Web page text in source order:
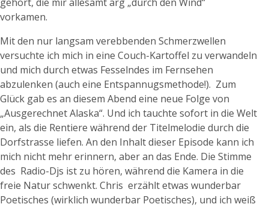
vorkamen.
Mit den nur langsam verebbenden Schmerzwellen
versuchte ich mich in eine Couch-Kartoffel zu verwandeln
und mich durch etwas Fesselndes im Fernsehen
abzulenken (auch eine Entspannugsmethode!). Zum
Glück gab es an diesem Abend eine neue Folge von
„Ausgerechnet Alaska“. Und ich tauchte sofort in die Welt
ein, als die Rentiere während der Titelmelodie durch die
Dorfstrasse liefen. An den Inhalt dieser Episode kann ich
mich nicht mehr erinnern, aber an das Ende. Die Stimme
des Radio-Djs ist zu hören, während die Kamera in die
freie Natur schwenkt. Chris erzählt etwas wunderbar
Poetisches (wirklich wunderbar Poetisches), und ich weiß